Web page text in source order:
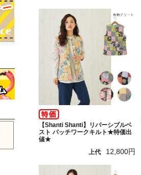
【Shanti Shanti】リバーシブルベ
スト パッチワークキルト★特価出
値★
上代
12,800円